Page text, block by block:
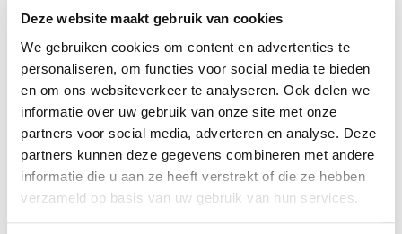
Deze website maakt gebruik van cookies
We gebruiken cookies om content en advertenties te
personaliseren, om functies voor social media te bieden
en om ons websiteverkeer te analyseren. Ook delen we
informatie over uw gebruik van onze site met onze
partners voor social media, adverteren en analyse. Deze
partners kunnen deze gegevens combineren met andere
informatie die u aan ze heeft verstrekt of die ze hebben
verzameld op basis van uw gebruik van hun services.
Bloembollen planten in de volle
grond
Wil je een kleurrijke tuin? Dan zijn bloembollen echt onmisbaar.
Een mengeling van voorjaars-, zomer- en najaarsbloeiers
garandeert elke dag prachtige bloemen. En wat ideaal is:
bloembollen planten is niet moeilijk. Een paar uurtjes werk kleurt
je tuin wekenlang in de lente, zomer en herfst. In je Oh’Green-
winkel vind je vele soorten bloembollen om je tuin en